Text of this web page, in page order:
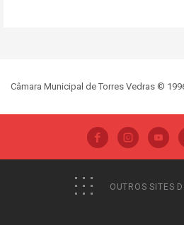
Câmara Municipal de Torres Vedras ©
OUTROS SITES